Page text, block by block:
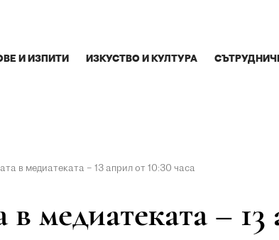
И ИЗПИТИ ИЗКУСТВО И КУЛТУРА
в медиатеката – 13 април от 10:30 часа
медиатеката – 13